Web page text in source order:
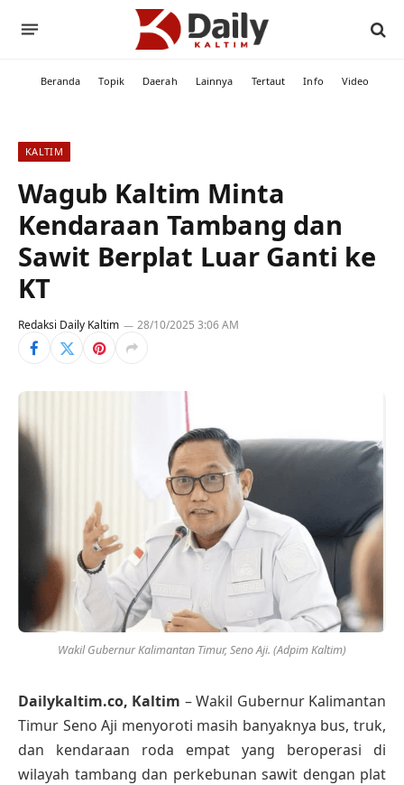
Beranda Topik Daerah Lainnya Tertaut Info Video
KALTIM
Wagub Kaltim Minta
Kendaraan Tambang dan
Sawit Berplat Luar Ganti ke
KT
Redaksi Daily Kaltim 28/10/2025 3:06 AM
Wakil Gubernur Kalimantan Timur, Seno Aji. (Adpim Kaltim)
Dailykaltim.co, Kaltim – Wakil Gubernur Kalimantan
Timur Seno Aji menyoroti masih banyaknya bus, truk,
dan kendaraan roda empat yang beroperasi di
wilayah tambang dan perkebunan sawit dengan plat